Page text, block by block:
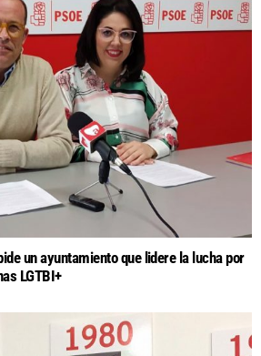
un ayuntamiento que lidere la lucha por
LGTBI+